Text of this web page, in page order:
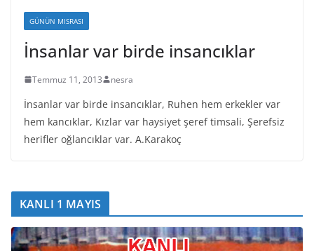
GÜNÜN MISRASI
İnsanlar var birde insancıklar
Temmuz 11, 2013 nesra
İnsanlar var birde insancıklar, Ruhen hem erkekler var
hem kancıklar, Kızlar var haysiyet şeref timsali, Şerefsiz
herifler oğlancıklar var. A.Karakoç
KANLI 1 MAYIS